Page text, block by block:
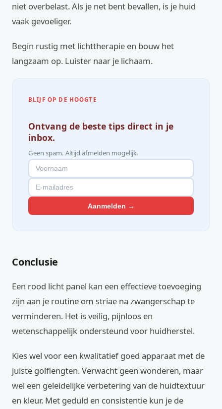
niet overbelast. Als je net bent bevallen, is je huid
vaak gevoeliger.
Begin rustig met lichttherapie en bouw het
langzaam op. Luister naar je lichaam.
BLIJF OP DE HOOGTE
Ontvang de beste tips direct in je
inbox.
Geen spam. Altijd afmelden mogelijk.
Aanmelden →
Conclusie
Een rood licht panel kan een effectieve toevoeging
zijn aan je routine om striae na zwangerschap te
verminderen. Het is veilig, pijnloos en
wetenschappelijk ondersteund voor huidherstel.
Kies wel voor een kwalitatief goed apparaat met de
juiste golflengten. Verwacht geen wonderen, maar
wel een geleidelijke verbetering van de huidtextuur
en kleur. Met geduld en consistentie kun je de